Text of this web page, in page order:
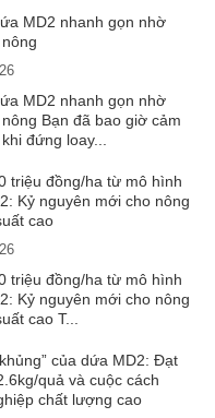
MD2 nhanh gọn nhờ
MD2 nhanh gọn nhờ
Bạn đã bao giờ cảm
đứng loay...
triệu đồng/ha từ mô hình
Kỷ nguyên mới cho nông
cao
triệu đồng/ha từ mô hình
Kỷ nguyên mới cho nông
cao T...
của dứa MD2: Đạt
quả và cuộc cách
chất lượng cao